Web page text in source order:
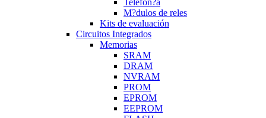
M?dulos de reles
Kits de evaluación
Circuitos Integrados
Memorias
SRAM
DRAM
NVRAM
PROM
EPROM
EEPROM